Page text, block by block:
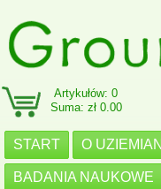
Artykułów: 0
Suma: zł 0.00
START O
BADANIA NAUKOWE